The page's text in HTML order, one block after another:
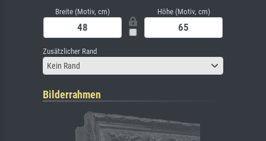
Breite (Motiv, cm) Höhe (Motiv, cm)
Zusätzlicher Rand
Kein Rand
Bilderrahmen